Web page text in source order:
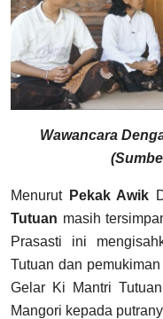
Wawancara
Menurut Pekak Awik
Tutuan masih
Prasasti ini
Tutuan dan
Gelar Ki Mantri
Mangori kepada